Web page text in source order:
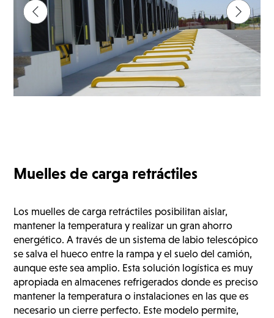
Muelles de carga retráctiles
Los muelles de carga retráctiles posibilitan aislar,
mantener la temperatura y realizar un gran ahorro
energético. A través de un sistema de labio telescópico
se salva el hueco entre la rampa y el suelo del camión,
aunque este sea amplio. Esta solución logística es muy
apropiada en almacenes refrigerados donde es preciso
mantener la temperatura o instalaciones en las que es
necesario un cierre perfecto. Este modelo permite,